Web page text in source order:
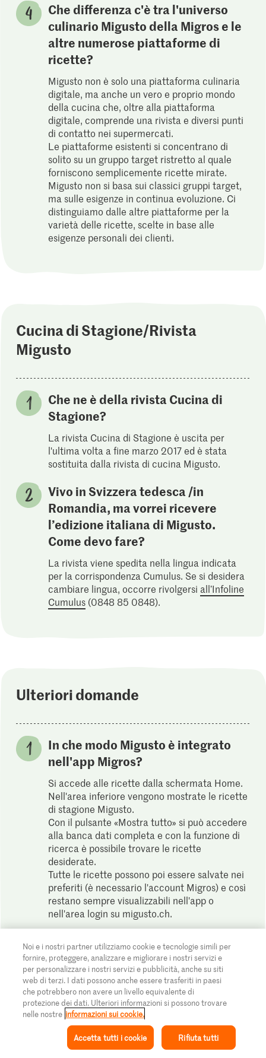
Collezione Il mio Migusto Menu
Che differenza c'è tra l'universo
culinario Migusto della Migros e le
altre numerose piattaforme di
ricette?
Migusto non è solo una piattaforma culinaria
digitale, ma anche un vero e proprio mondo
della cucina che, oltre alla piattaforma
digitale, comprende una rivista e diversi punti
di contatto nei supermercati.
Le piattaforme esistenti si concentrano di
solito su un gruppo target ristretto al quale
forniscono semplicemente ricette mirate.
Migusto non si basa sui classici gruppi target,
ma sulle esigenze in continua evoluzione. Ci
distinguiamo dalle altre piattaforme per la
varietà delle ricette, scelte in base alle
esigenze personali dei clienti.
Cucina di Stagione/Rivista
Migusto
Che ne è della rivista Cucina di
Stagione?
La rivista Cucina di Stagione è uscita per
l'ultima volta a fine marzo 2017 ed è stata
sostituita dalla rivista di cucina Migusto.
Vivo in Svizzera tedesca /in
Romandia, ma vorrei ricevere
l’edizione italiana di Migusto.
Come devo fare?
La rivista viene spedita nella lingua indicata
per la corrispondenza Cumulus. Se si desidera
cambiare lingua, occorre rivolgersi all’Infoline
Cumulus (0848 85 0848).
Ulteriori domande
In che modo Migusto è integrato
nell'app Migros?
Si accede alle ricette dalla schermata Home.
Nell'area inferiore vengono mostrate le ricette
di stagione Migusto.
Con il pulsante «Mostra tutto» si può accedere
alla banca dati completa e con la funzione di
ricerca è possibile trovare le ricette
desiderate.
Tutte le ricette possono poi essere salvate nei
preferiti (è necessario l'account Migros) e così
restano sempre visualizzabili nell'app o
nell'area login su migusto.ch.
Condividi questo articolo con i tuoi
amici!
Noi e i nostri partner utilizziamo cookie e tecnologie simili per
fornire, proteggere, analizzare e migliorare i nostri servizi e
per personalizzare i nostri servizi e pubblicità, anche su siti
web di terzi. I dati possono anche essere trasferiti in paesi
che potrebbero non avere un livello equivalente di
protezione dei dati. Ulteriori informazioni si possono trovare
nelle nostre informazioni sui cookie.
Rifiuta tutti
Accetta tutti i cookie